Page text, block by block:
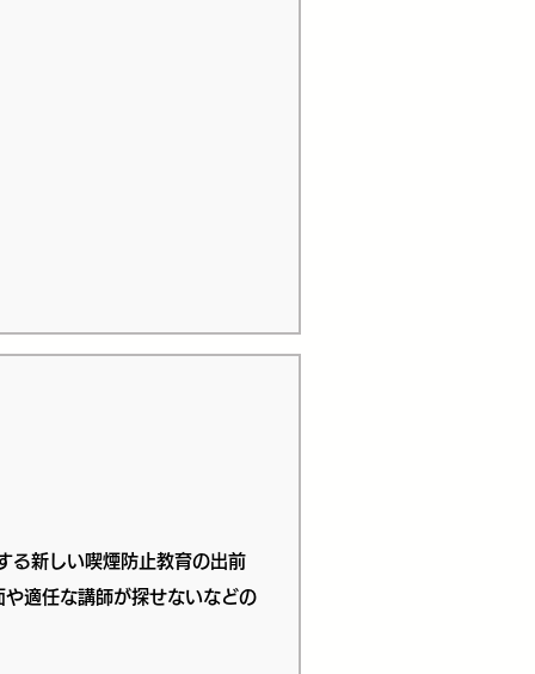
新しい喫煙防止教育の出前
適任な講師が探せないなどの